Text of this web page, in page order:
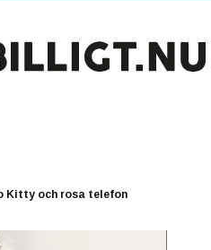
Kitty och rosa telefon